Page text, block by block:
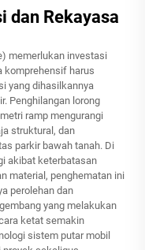
dan Rekayasa
memerlukan investasi
komprehensif harus
yang dihasilkannya
Penghilangan lorong
ramp mengurangi
struktural, dan
parkir bawah tanah. Di
akibat keterbatasan
material, penghematan ini
perolehan dan
yang melakukan
ketat semakin
sistem putar mobil